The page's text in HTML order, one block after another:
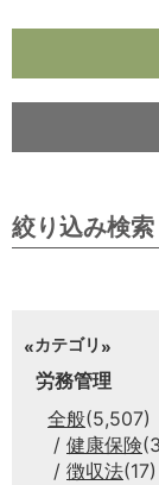
絞り込み検索
カテゴリ
労務管理
全般(5,507)
健康保険
徴収法(17)